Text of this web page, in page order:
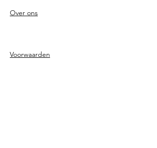
Over ons
Voorwaarden